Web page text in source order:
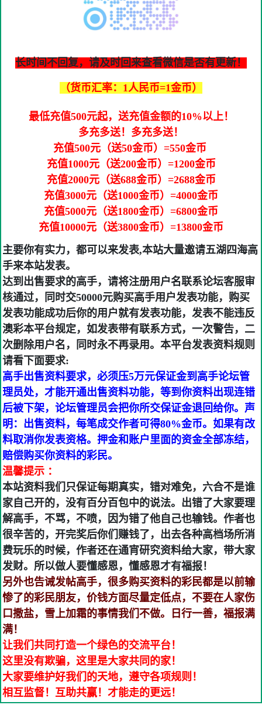
长时间不回复，请及时回来查看微信是否有更新！
（货币汇率：1人民币=1金币）
最低充值500元起，送充值金额的10%以上！
多充多送！多充多送！
充值500元（送50金币）=550金币
充值1000元（送200金币）=1200金币
充值2000元（送688金币）=2688金币
充值3000元（送1000金币）=4000金币
充值5000元（送1800金币）=6800金币
充值10000元（送3800金币）=13800金币
主要你有实力，都可以来发表,本站大量邀请五湖四海高
手来本站发表。
达到出售要求的高手，请将注册用户名联系论坛客服审
核通过，同时交50000元购买高手用户发表功能，购买
发表功能成功后你的用户就有发表功能，发表不能违反
澳彩本平台规定，如发表带有联系方式，一次警告，二
次删除用户名，同时永不再录用。本平台发表资料规则
请看下面要求:
高手出售资料要求，必须压5万元保证金到高手论坛管
理员处，才能开通出售资料功能，等到你资料出现连错
后被下架，论坛管理员会把你所交保证金退回给你。声
明：出售资料，每笔成交作者可得80%金币。如果有改
料取消你发表资格。押金和账户里面的资金全部冻结，
赔偿购买你资料的彩民。
温馨提示 ：
本站资料我们只保证每期真实，错对难免，六合不是谁
家自己开的，没有百分百包中的说法。出错了大家要理
解高手，不骂，不喷，因为错了他自己也输钱。作者也
很辛苦的，开完奖后你们赚钱了，出去各种高档场所消
费玩乐的时候，作者还在通宵研究资料给大家，带大家
发财。所以做人要懂感恩，懂感恩才有福报！
另外也告诫发帖高手，很多购买资料的彩民都是以前输
惨了的彩民朋友，价钱方面尽量定低点，不要在人家伤
口撒盐，雪上加霜的事情我们不做。日行一善，福报满
满！
让我们共同打造一个绿色的交流平台！
这里没有欺骗，这里是大家共同的家！
大家要维护好我们的天地，遵守各项规则！
相互监督！互助共赢！才能走的更远！